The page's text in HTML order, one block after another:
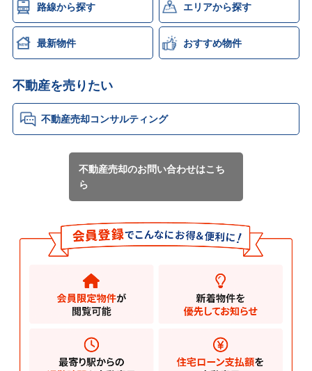
路線から探す エリアから探す
最新物件 おすすめ物件
不動産を売りたい
不動産売却コンサルティング
不動産売却のお問い合わせはこち
ら